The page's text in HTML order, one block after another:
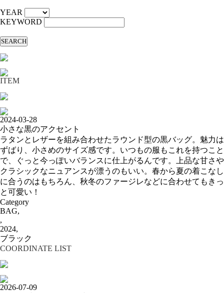
YEAR
KEYWORD
SEARCH
ITEM
2024-03-28
小さな黒のアクセント
ラタンとレザーを組み合わせたラウンド型の黒バッグ。魅力は
ずばり、小さめのサイズ感です。いつもの服もこれを持つこと
で、ぐっと今っぽいバランスに仕上がるんです。上品な甘さや
クラシックなニュアンスが漂うのもいい。春から夏の着こなし
に合うのはもちろん、秋冬のファージレなどに合わせてもきっ
と可愛い！
Category
BAG,
,
2024,
ブラック
COORDINATE LIST
2026-07-09